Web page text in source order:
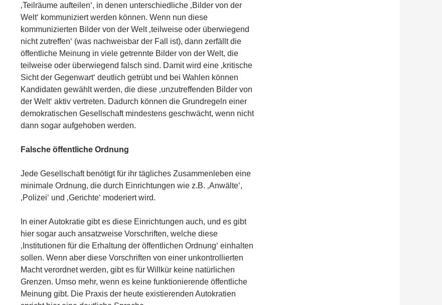
‚Teilräume aufteilen‘, in denen unterschiedliche ‚Bilder von der
Welt‘ kommuniziert werden können. Wenn nun diese
kommunizierten Bilder von der Welt ‚teilweise oder überwiegend
nicht zutreffen‘ (was nachweisbar der Fall ist), dann zerfällt die
öffentliche Meinung in viele getrennte Bilder von der Welt, die
teilweise oder überwiegend falsch sind. Damit wird eine ‚kritische
Sicht der Gegenwart‘ deutlich getrübt und bei Wahlen können
Kandidaten gewählt werden, die diese ‚unzutreffenden Bilder von
der Welt‘ aktiv vertreten. Dadurch können die Grundregeln einer
demokratischen Gesellschaft mindestens geschwächt, wenn nicht
dann sogar aufgehoben werden.
Falsche öffentliche Ordnung
Jede Gesellschaft benötigt für ihr tägliches Zusammenleben eine
minimale Ordnung, die durch Einrichtungen wie z.B. ‚Anwälte‘,
‚Polizei‘ und ‚Gerichte‘ moderiert wird.
In einer Autokratie gibt es diese Einrichtungen auch, und es gibt
hier sogar auch ansatzweise Vorschriften, welche diese
‚Institutionen für die Erhaltung der öffentlichen Ordnung‘ einhalten
sollen. Wenn aber diese Vorschriften von einer unkontrollierten
Macht verordnet werden, gibt es für Willkür keine natürlichen
Grenzen. Umso mehr, wenn es keine funktionierende öffentliche
Meinung gibt. Die Praxis der heute existierenden Autokratien